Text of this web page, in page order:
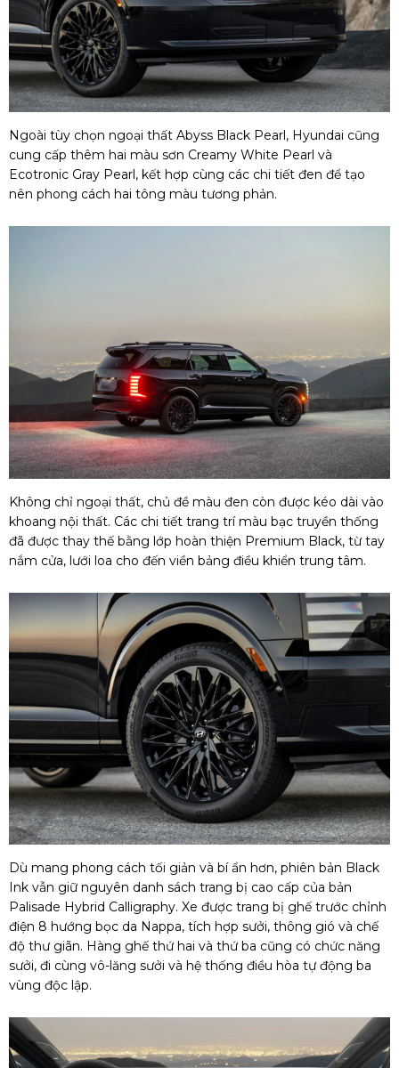
Ngoài tùy chọn ngoại thất Abyss Black Pearl, Hyundai cũng
cung cấp thêm hai màu sơn Creamy White Pearl và
Ecotronic Gray Pearl, kết hợp cùng các chi tiết đen để tạo
nên phong cách hai tông màu tương phản.
Không chỉ ngoại thất, chủ đề màu đen còn được kéo dài vào
khoang nội thất. Các chi tiết trang trí màu bạc truyền thống
đã được thay thế bằng lớp hoàn thiện Premium Black, từ tay
nắm cửa, lưới loa cho đến viền bảng điều khiển trung tâm.
Dù mang phong cách tối giản và bí ẩn hơn, phiên bản Black
Ink vẫn giữ nguyên danh sách trang bị cao cấp của bản
Palisade Hybrid Calligraphy. Xe được trang bị ghế trước chỉnh
điện 8 hướng bọc da Nappa, tích hợp sưởi, thông gió và chế
độ thư giãn. Hàng ghế thứ hai và thứ ba cũng có chức năng
sưởi, đi cùng vô-lăng sưởi và hệ thống điều hòa tự động ba
vùng độc lập.